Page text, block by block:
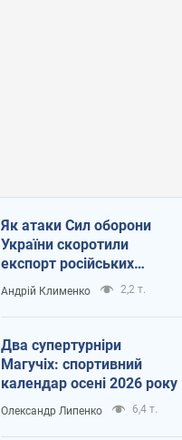
Як атаки Сил оборони
України скоротили
експорт російських
нафтопродуктів
Андрій Клименко 2,2 т.
Два супертурніри
Магучіх: спортивний
календар осені 2026 року
Олександр Липенко 6,4 т.